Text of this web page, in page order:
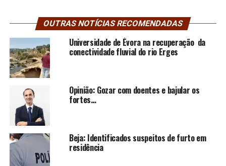
OUTRAS NOTÍCIAS RECOMENDADAS
Universidade de Évora na recuperação da
conectividade fluvial do rio Erges
Opinião: Gozar com doentes e bajular os
fortes…
Beja: Identificados suspeitos de furto em
residência